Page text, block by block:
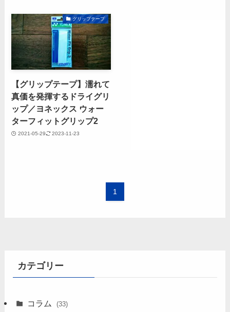
グリップテープ
【グリップテープ】濡れて
真価を発揮するドライグリ
ップ／ヨネックス ウォー
ターフィットグリップ2
2021-05-29 2023-11-23
1
カテゴリー
コラム (33)